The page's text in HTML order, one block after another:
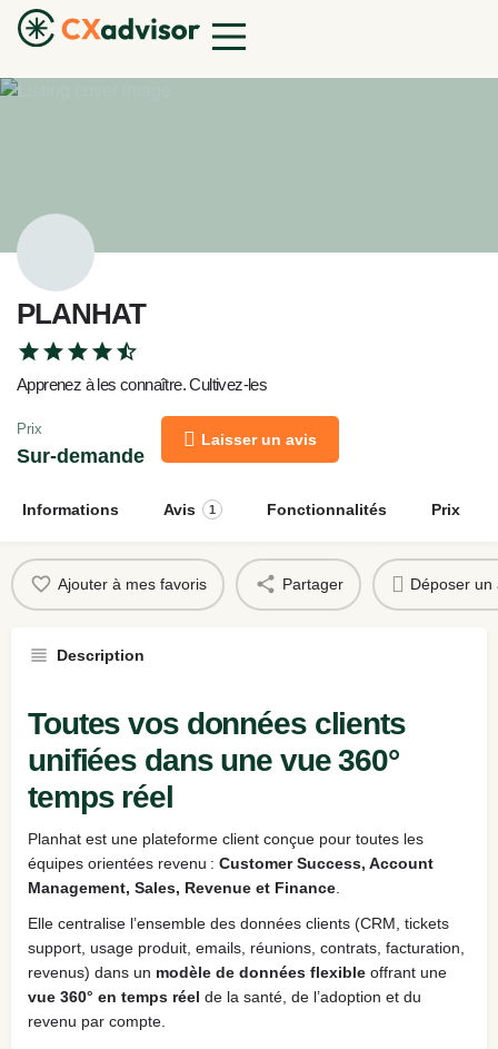
PLANHAT
Apprenez à les connaître. Cultivez-les
Prix
Sur-demande
Laisser un avis
Informations Avis 1 Fonctionnalités Prix
Ajouter à mes favoris Partager Déposer un
Description
Toutes vos données clients
unifiées dans une vue 360°
temps réel
Planhat est une plateforme client conçue pour toutes les
équipes orientées revenu : Customer Success, Account
Management, Sales, Revenue et Finance
Elle centralise l’ensemble des données clients (CRM, tickets
support, usage produit, emails, réunions, contrats, facturation,
revenus) dans un modèle de données flexible offrant une
vue 360° en temps réel de la santé, de l’adoption et du
revenu par compte.